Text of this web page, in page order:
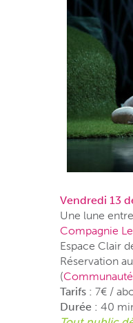
Vendredi 13
Une lune
Compagnie
Espace Clair
Réservation
(
Tarifs : 7€ /
Durée : 40